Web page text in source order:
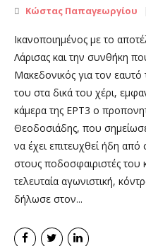
Κώστας Παπαγεωργίου
Ικανοποιημένος με το
Λάρισας και την συνθήκη
Μακεδονικός για τον
του στα δικά του χέρι,
κάμερα της ΕΡΤ3 ο
Θεοδοσιάδης, που
να έχει επιτευχθεί ήδη
στους ποδοσφαιριστές του
τελευταία αγωνιστική,
δήλωσε στον...